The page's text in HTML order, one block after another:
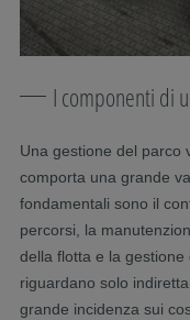
I componenti di
Una gestione del parco
comporta una grande
fondamentali sono il
percorsi, la
della flotta e la
riguardano solo
grande incidenza sui